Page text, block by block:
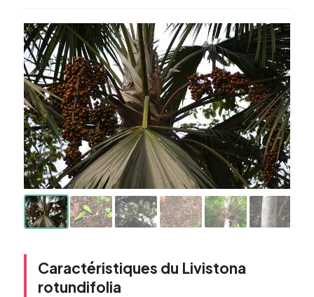
Caractéristiques du Livistona
rotundifolia